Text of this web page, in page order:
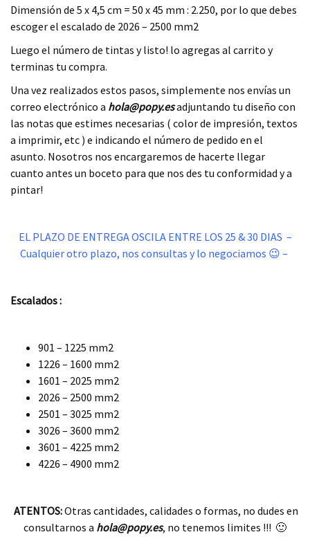
Dimensión de 5 x 4,5 cm = 50 x 45 mm : 2.250, por lo que debes
escoger el escalado de 2026 – 2500 mm2
Luego el número de tintas y listo! lo agregas al carrito y
terminas tu compra.
Una vez realizados estos pasos, simplemente nos envías un
correo electrónico a hola@popy.esadjuntando tu diseño con
las notas que estimes necesarias ( color de impresión, textos
a imprimir, etc ) e indicando el número de pedido en el
asunto. Nosotros nos encargaremos de hacerte llegar
cuanto antes un boceto para que nos des tu conformidad y a
pintar!
EL PLAZO DE ENTREGA OSCILA ENTRE LOS 25 & 30 DIAS –
Cualquier otro plazo, nos consultas y lo negociamos 😉 –
Escalados :
901 – 1225 mm2
1226 – 1600 mm2
1601 – 2025 mm2
2026 – 2500 mm2
2501 – 3025 mm2
3026 – 3600 mm2
3601 – 4225 mm2
4226 – 4900 mm2
ATENTOS:Otras cantidades, calidades o formas, no dudes en
consultarnos a hola@popy.es, no tenemos limites !!! 🙂